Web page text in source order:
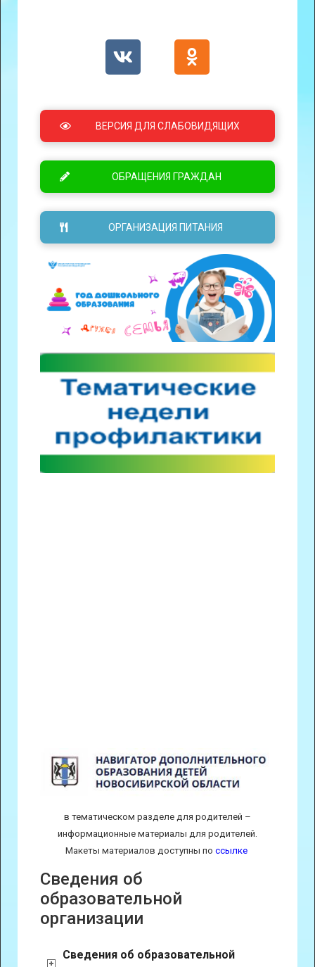
ВЕРСИЯ ДЛЯ СЛАБОВИДЯЩИХ
ОБРАЩЕНИЯ ГРАЖДАН
ОРГАНИЗАЦИЯ ПИТАНИЯ
в тематическом разделе для родителей –
информационные материалы для родителей.
Макеты материалов доступны по ссылке
Сведения об
образовательной
организации
Сведения об образовательной